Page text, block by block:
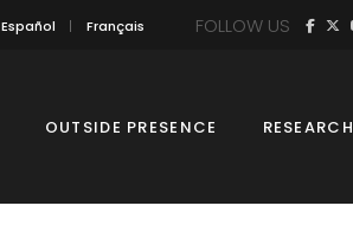
Español Français FOLLOW US
OUTSIDE PRESENCE RESEARCH